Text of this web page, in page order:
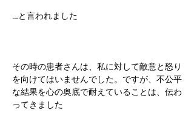
…と言われました
その時の患者さんは、私に対して敵意と怒り
を向けてはいませんでした。ですが、不公平
な結果を心の奥底で耐えていることは、伝わ
ってきました